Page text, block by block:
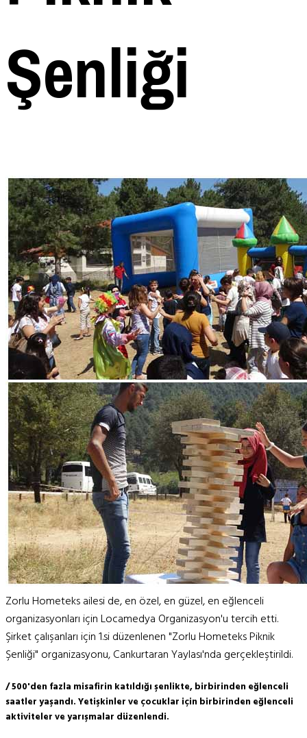
Şenliği
Zorlu Hometeks ailesi de, en özel, en güzel, en eğlenceli
organizasyonları için Locamedya Organizasyon'u tercih etti.
Şirket çalışanları için 1.si düzenlenen "Zorlu Hometeks Piknik
Şenliği" organizasyonu, Cankurtaran Yaylası'nda gerçekleştirildi.
/ 500'den fazla misafirin katıldığı şenlikte, birbirinden eğlenceli
saatler yaşandı. Yetişkinler ve çocuklar için birbirinden eğlenceli
aktiviteler ve yarışmalar düzenlendi.